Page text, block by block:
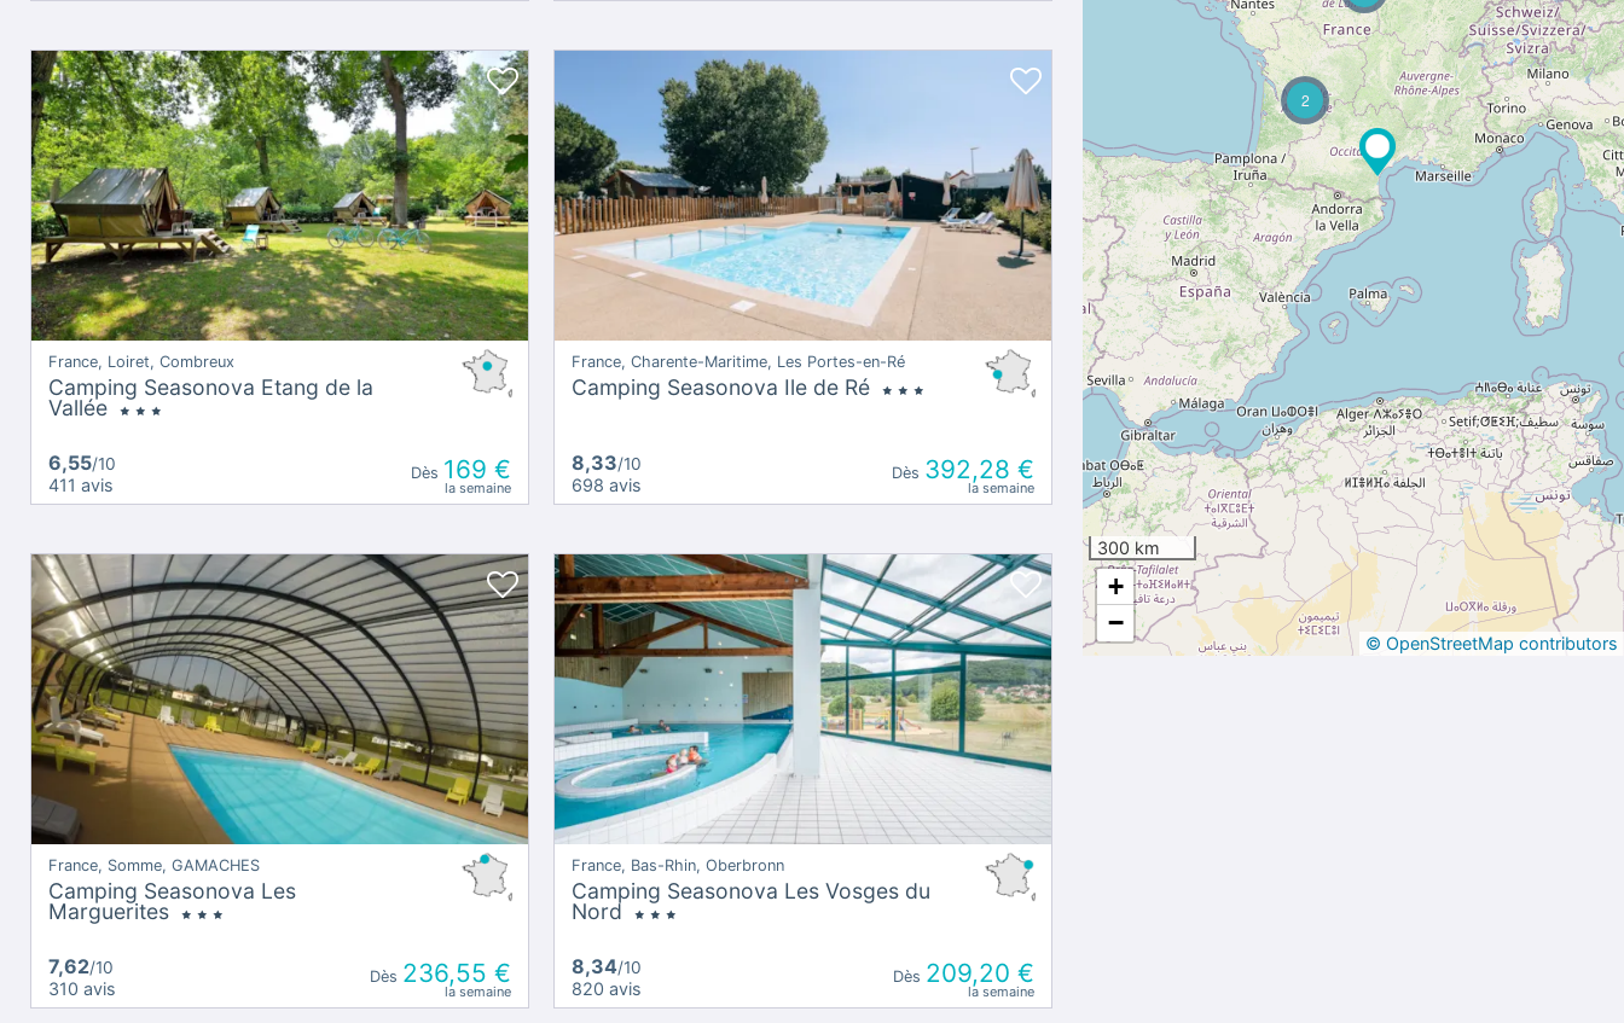
2
300 km
+
−
© OpenStreetMap contributors
France, Loiret, Combreux
Camping Seasonova Etang de la
Vallée
6,55/10
411 avis
Dès 169 €
la semaine
France, Charente-Maritime, Les Portes-en-Ré
Camping Seasonova Ile de Ré
8,33/10
698 avis
Dès 392,28 €
la semaine
France, Somme, GAMACHES
Camping Seasonova Les
Marguerites
7,62/10
310 avis
Dès 236,55 €
la semaine
France, Bas-Rhin, Oberbronn
Camping Seasonova Les Vosges du
Nord
8,34/10
820 avis
Dès 209,20 €
la semaine